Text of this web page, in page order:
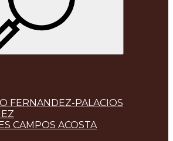
FERNANDEZ-PALACIOS
CAMPOS ACOSTA